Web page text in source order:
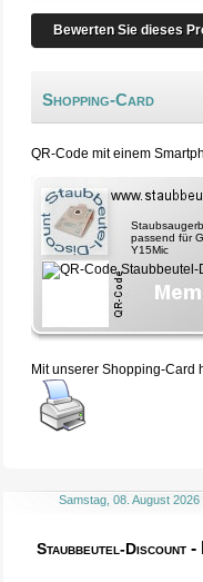
Bewerten Sie dieses
Shopping-Card
QR-Code mit einem
passend für
Y15Mic
Mit unserer Shopping-Card
Samstag, 08. August 2026
Staubbeutel-Discount -